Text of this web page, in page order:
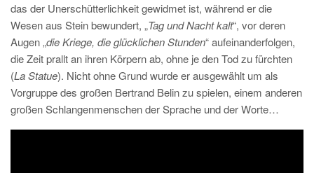
das der Unerschütterlichkeit gewidmet ist, während er die
Wesen aus Stein bewundert, „Tag und Nacht kalt“, vor deren
Augen „die Kriege, die glücklichen Stunden“ aufeinanderfolgen,
die Zeit prallt an ihren Körpern ab, ohne je den Tod zu fürchten
(La Statue). Nicht ohne Grund wurde er ausgewählt um als
Vorgruppe des großen Bertrand Belin zu spielen, einem anderen
großen Schlangenmenschen der Sprache und der Worte…